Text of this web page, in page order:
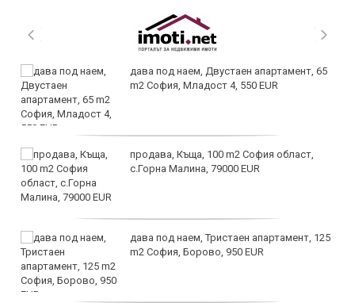
дава под наем, Двустаен апартамент, 65
m2 София, Младост 4, 550 EUR
продава, Къща, 100 m2 София област,
с.Горна Малина, 79000 EUR
дава под наем, Тристаен апартамент, 125
m2 София, Борово, 950 EUR